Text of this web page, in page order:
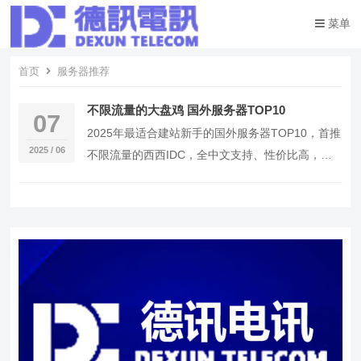
菜单
首页 服务器推荐
07
2025 / 06
不限流量的大盘鸡 国外服务器TOP10
2025年最适合建站新手的国外服务器TOP10，首推
不限流量的西西IDC，全中文支持、性价比高，入